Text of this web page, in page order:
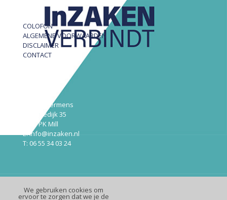
COLOFON
ALGEMENE VOORWAARDEN
DISCLAIMER
CONTACT
Robert Hermens
Udensedijk 35
5451 PK Mill
E: info@inzaken.nl
T: 06 55 34 03 24
© InZaken.nl
We gebruiken cookies om
ervoor te zorgen dat we je de